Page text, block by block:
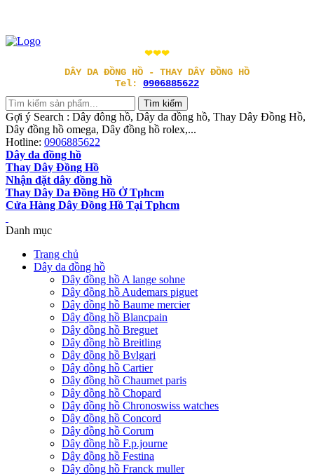
❤❤❤
DÂY DA ĐỒNG HỒ - THAY DÂY ĐỒNG HỒ
Tel: 0906885622
Gợi ý Search : Dây đông hồ, Dây da đồng hồ, Thay Dây Đồng Hồ,
Dây đồng hồ omega, Dây đồng hồ rolex,...
Hotline: 0906885622
Dây da đồng hồ
Thay Dây Đồng Hồ
Nhận đặt dây đồng hồ
Thay Dây Da Đồng Hồ Ở Tphcm
Cửa Hàng Dây Đồng Hồ Tại Tphcm
Danh mục
Trang chủ
Dây da đồng hồ
Dây đồng hồ A lange sohne
Dây đồng hồ Audemars piguet
Dây đồng hồ Baume mercier
Dây đồng hồ Blancpain
Dây đồng hồ Breguet
Dây đồng hồ Breitling
Dây đồng hồ Bvlgari
Dây đồng hồ Cartier
Dây đồng hồ Chaumet paris
Dây đồng hồ Chopard
Dây đồng hồ Chronoswiss watches
Dây đồng hồ Concord
Dây đồng hồ Corum
Dây đồng hồ F.p.journe
Dây đồng hồ Festina
Dây đồng hồ Franck muller